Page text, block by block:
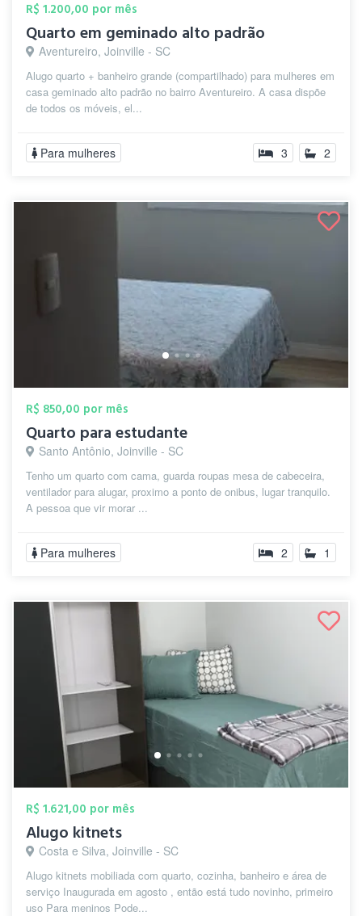
R$ 1.200,00 por mês
Quarto em geminado alto padrão
Aventureiro, Joinville - SC
Alugo quarto + banheiro grande (compartilhado) para mulheres em
casa geminado alto padrão no bairro Aventureiro. A casa dispõe
de todos os móveis, el...
Para mulheres 3 2
R$ 850,00 por mês
Quarto para estudante
Santo Antônio, Joinville - SC
Tenho um quarto com cama, guarda roupas mesa de cabeceira,
ventilador para alugar, proximo a ponto de onibus, lugar tranquilo.
A pessoa que vir morar ...
Para mulheres 2 1
R$ 1.621,00 por mês
Alugo kitnets
Costa e Silva, Joinville - SC
Alugo kitnets mobiliada com quarto, cozinha, banheiro e área de
serviço Inaugurada em agosto , então está tudo novinho, primeiro
uso Para meninos Pode...